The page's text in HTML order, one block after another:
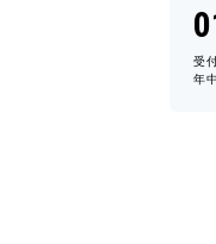
受
年